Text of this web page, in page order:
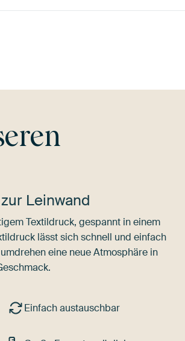
Leinwand
Textildruck, gespannt in einem
lässt sich schnell und einfach
eine neue Atmosphäre in
Einfach austauschbar